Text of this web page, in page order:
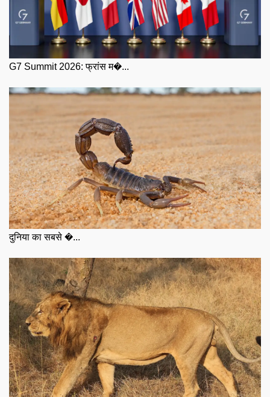
G7 Summit 2026: फ्रांस म�...
दुनिया का सबसे �...